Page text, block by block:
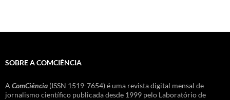
SOBRE A COMCIÊNCIA
A ComCiência (ISSN 1519-7654) é uma revista digital mensal de
jornalismo científico publicada desde 1999 pelo Laboratório de